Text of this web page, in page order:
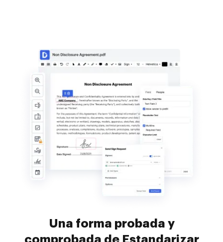
Una forma probada y
comprobada de Estandarizar